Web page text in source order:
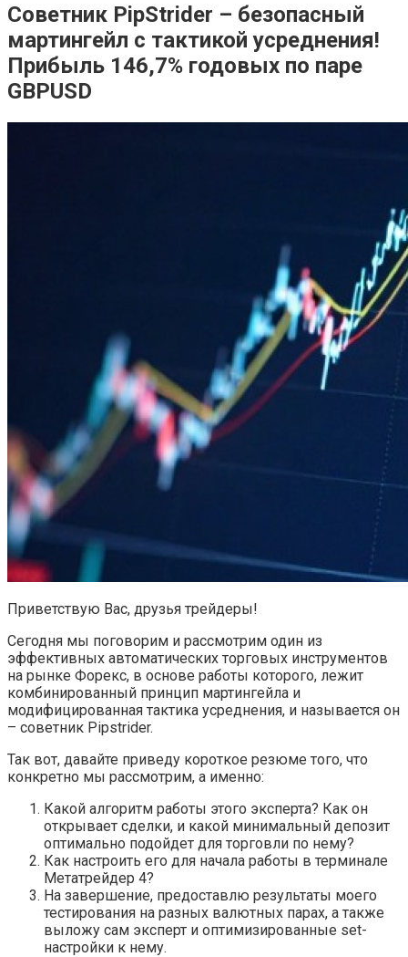
Советник PipStrider – безопасный
мартингейл с тактикой усреднения!
Прибыль 146,7% годовых по паре
GBPUSD
Приветствую Вас, друзья трейдеры!
Сегодня мы поговорим и рассмотрим один из
эффективных автоматических торговых инструментов
на рынке Форекс, в основе работы которого, лежит
комбинированный принцип мартингейла и
модифицированная тактика усреднения, и называется он
– советник Pipstrider.
Так вот, давайте приведу короткое резюме того, что
конкретно мы рассмотрим, а именно:
Какой алгоритм работы этого эксперта? Как он
открывает сделки, и какой минимальный депозит
оптимально подойдет для торговли по нему?
Как настроить его для начала работы в терминале
Метатрейдер 4?
На завершение, предоставлю результаты моего
тестирования на разных валютных парах, а также
выложу сам эксперт и оптимизированные set-
настройки к нему.